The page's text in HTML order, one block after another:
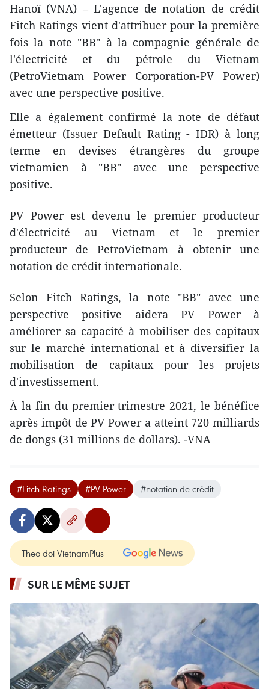
Hanoï (VNA) – L'agence de notation de crédit
Fitch Ratings vient d'attribuer pour la première
fois la note "BB" à la compagnie générale de
l'électricité et du pétrole du Vietnam
(PetroVietnam Power Corporation-PV Power)
avec une perspective positive.
Elle a également confirmé la note de défaut
émetteur (Issuer Default Rating - IDR) à long
terme en devises étrangères du groupe
vietnamien à "BB" avec une perspective
positive.
PV Power est devenu le premier producteur
d'électricité au Vietnam et le premier
producteur de PetroVietnam à obtenir une
notation de crédit internationale.
Selon Fitch Ratings, la note "BB" avec une
perspective positive aidera PV Power à
améliorer sa capacité à mobiliser des capitaux
sur le marché international et à diversifier la
mobilisation de capitaux pour les projets
d'investissement.
À la fin du premier trimestre 2021, le bénéfice
après impôt de PV Power a atteint 720 milliards
de dongs (31 millions de dollars). -VNA
#Fitch Ratings #PV Power #notation de crédit
Theo dõi VietnamPlus
SUR LE MÊME SUJET